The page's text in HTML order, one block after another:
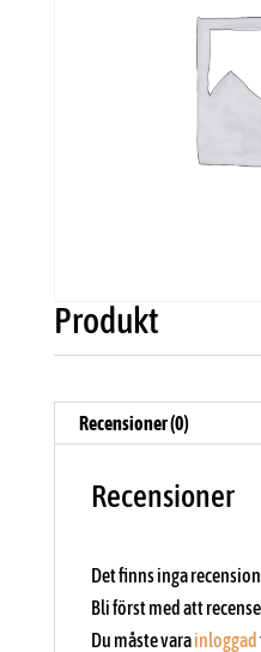
Produkt
Recensioner (0)
Recensioner
Det finns inga
Bli först med att
Du måste varainloggad